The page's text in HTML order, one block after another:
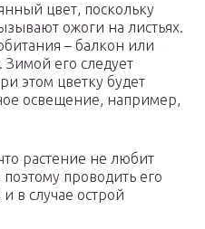
цвет, поскольку
ожоги на листьях.
– балкон или
его следует
этом цветку будет
освещение, например,
растение не любит
проводить его
в случае острой